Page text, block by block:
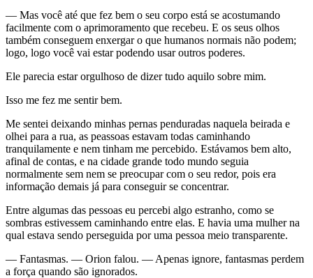
— Mas você até que fez bem o seu corpo está se acostumando
facilmente com o aprimoramento que recebeu. E os seus olhos
também conseguem enxergar o que humanos normais não podem;
logo, logo você vai estar podendo usar outros poderes.
Ele parecia estar orgulhoso de dizer tudo aquilo sobre mim.
Isso me fez me sentir bem.
Me sentei deixando minhas pernas penduradas naquela beirada e
olhei para a rua, as peassoas estavam todas caminhando
tranquilamente e nem tinham me percebido. Estávamos bem alto,
afinal de contas, e na cidade grande todo mundo seguia
normalmente sem nem se preocupar com o seu redor, pois era
informação demais já para conseguir se concentrar.
Entre algumas das pessoas eu percebi algo estranho, como se
sombras estivessem caminhando entre elas. E havia uma mulher na
qual estava sendo perseguida por uma pessoa meio transparente.
— Fantasmas. — Orion falou. — Apenas ignore, fantasmas perdem
a força quando são ignorados.